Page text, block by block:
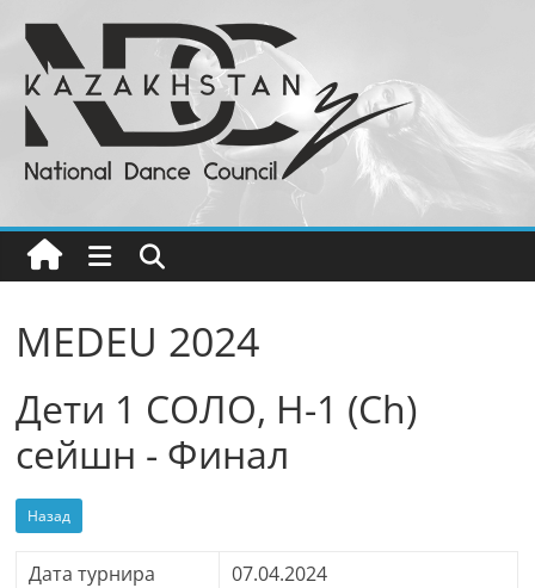
содержимому
Национальный
Совет
Танца
РК
танцы
в
Казахстане
MEDEU 2024
Дети 1 СОЛО, H-1 (Ch)
сейшн - Финал
Назад
Дата турнира
07.04.2024